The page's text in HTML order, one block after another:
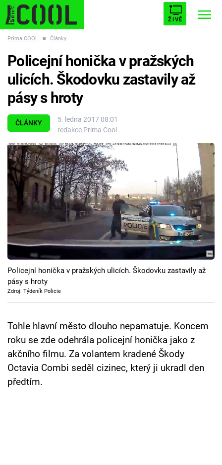
ŽIVĚ
ESCAPE PLNEJ KOTEL AVENGERS 5
Témata
Filmy
Seriály
Hry
Cool Esport
Pořady
TV Program
Sledujte prima+
Přihlášení
Sledujte nás
Prima COOL ■ Články
ČLÁNKY
5. ledna 2017 08:01
redakce Prima Cool
Policejní honička v pražských
ulicích. Škodovku zastavily až
pásy s hroty
Policejní honička v pražských ulicích. Škodovku zastavily až
pásy s hroty
Zdroj: Týdeník Policie
Tohle hlavní město dlouho nepamatuje. Koncem
roku se zde odehrála policejní honička jako z
akčního filmu. Za volantem kradené Škody
Octavia Combi seděl cizinec, který ji ukradl den
předtím.